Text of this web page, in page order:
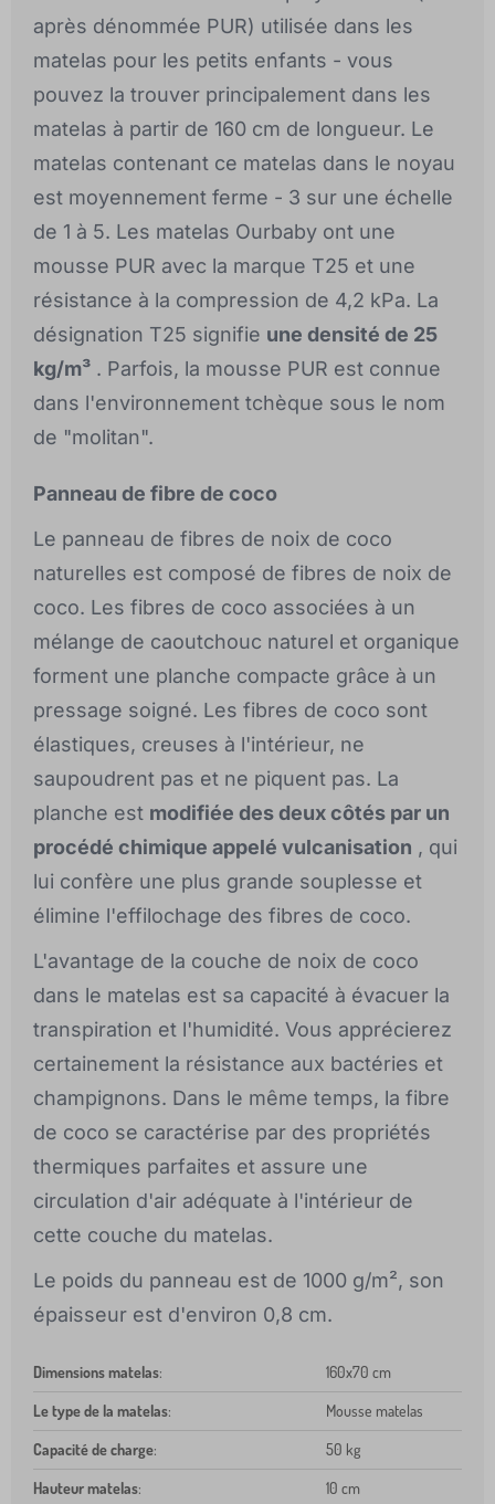
après dénommée PUR) utilisée dans les
matelas pour les petits enfants - vous
pouvez la trouver principalement dans les
matelas à partir de 160 cm de longueur. Le
matelas contenant ce matelas dans le noyau
est moyennement ferme - 3 sur une échelle
de 1 à 5. Les matelas Ourbaby ont une
mousse PUR avec la marque T25 et une
résistance à la compression de 4,2 kPa. La
désignation T25 signifie une densité de 25
kg/m³ . Parfois, la mousse PUR est connue
dans l'environnement tchèque sous le nom
de "molitan".
Panneau de fibre de coco
Le panneau de fibres de noix de coco
naturelles est composé de fibres de noix de
coco. Les fibres de coco associées à un
mélange de caoutchouc naturel et organique
forment une planche compacte grâce à un
pressage soigné. Les fibres de coco sont
élastiques, creuses à l'intérieur, ne
saupoudrent pas et ne piquent pas. La
planche est modifiée des deux côtés par un
procédé chimique appelé vulcanisation , qui
lui confère une plus grande souplesse et
élimine l'effilochage des fibres de coco.
L'avantage de la couche de noix de coco
dans le matelas est sa capacité à évacuer la
transpiration et l'humidité. Vous apprécierez
certainement la résistance aux bactéries et
champignons. Dans le même temps, la fibre
de coco se caractérise par des propriétés
thermiques parfaites et assure une
circulation d'air adéquate à l'intérieur de
cette couche du matelas.
Le poids du panneau est de 1000 g/m², son
épaisseur est d'environ 0,8 cm.
Dimensions matelas: 160x70 cm
Le type de la matelas: Mousse matelas
Capacité de charge: 50 kg
Hauteur matelas: 10 cm